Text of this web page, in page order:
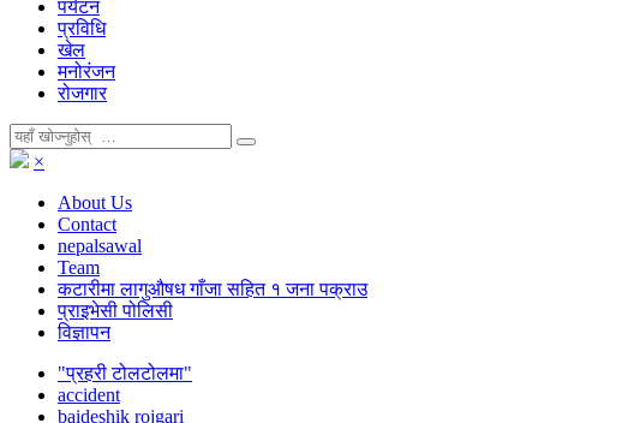
पर्यटन
प्रविधि
खेल
मनोरंजन
रोजगार
×
About Us
Contact
nepalsawal
Team
कटारीमा लागुऔषध गाँजा सहित १ जना पक्राउ
प्राइभेसी पोलिसी
विज्ञापन
"प्रहरी टोलटोलमा"
accident
baideshik rojgari